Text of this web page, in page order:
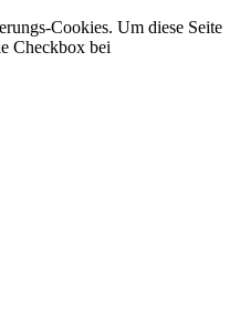
Cookies. Um diese Seite
Checkbox bei